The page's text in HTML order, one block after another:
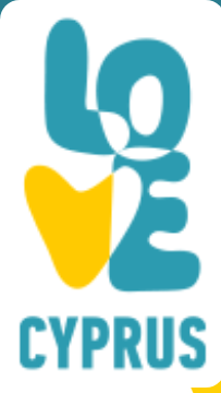
You are here: Home »
HUNGRY HORSE
HUNGRY